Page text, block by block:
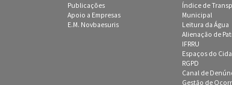
Publicações
Apoio a Empresas
E.M. Novbaesuris
Índice de
Municipal
Leitura da Água
Alienação de
IFRRU
Espaços do
RGPD
Canal de
Gestão de